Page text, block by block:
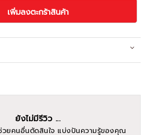
เพิ่มลงตะกร้าสินค้า
ยังไม่มีรีวิว ...
วยคนอื่นตัดสินใจ แบ่งปันความรู้ของคุณ